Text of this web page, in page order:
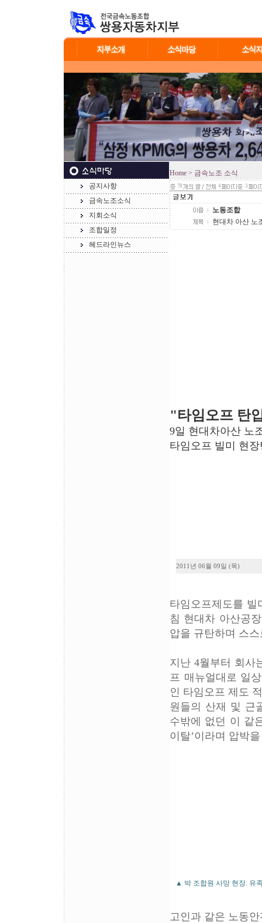
공지사항
금속노조소식
지회소식
조합일정
헤드라인뉴스
Home > 금속노조 소식
78 4 3
노동조합
현대차 아산 노
"타임오프 탄
9일 현대차아산 노
타임오프 빌미 현
2011년 06월 09일 (목)
타임오프제도를
침 현대차 아산공
압을 규탄하며 스
지난 4월부터 회사
프 매뉴얼대로 일
인 타임오프 제도
원들의 산재 및 근
수밖에 없던 이 같
이탈’이라며 압박
▲ 박 조합원 사망 현장. 유
고인과 같은 노동